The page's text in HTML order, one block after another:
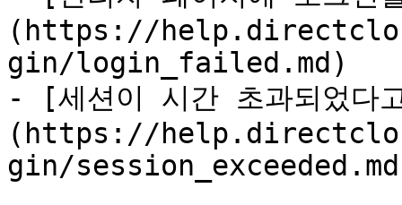
(https://
gin/login_failed.md)
- [세션이 시간 초과되었다
(https://